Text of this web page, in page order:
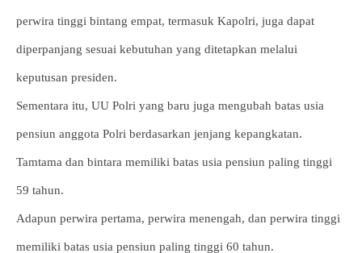
perwira tinggi bintang empat, termasuk Kapolri, juga dapat
diperpanjang sesuai kebutuhan yang ditetapkan melalui
keputusan presiden.
Sementara itu, UU Polri yang baru juga mengubah batas usia
pensiun anggota Polri berdasarkan jenjang kepangkatan.
Tamtama dan bintara memiliki batas usia pensiun paling tinggi
59 tahun.
Adapun perwira pertama, perwira menengah, dan perwira tinggi
memiliki batas usia pensiun paling tinggi 60 tahun.